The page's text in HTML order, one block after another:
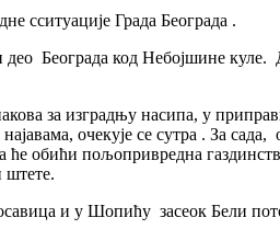
сситуације Града Београда .
Београда код Небојшине куле.
за изградњу насипа, у
очекује се сутра . За
обићи пољопривредна
штете.
и у Шопићу засеок Бели